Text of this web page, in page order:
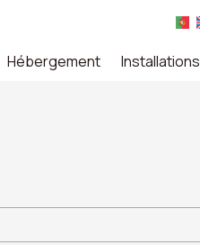
Hébergement Installations